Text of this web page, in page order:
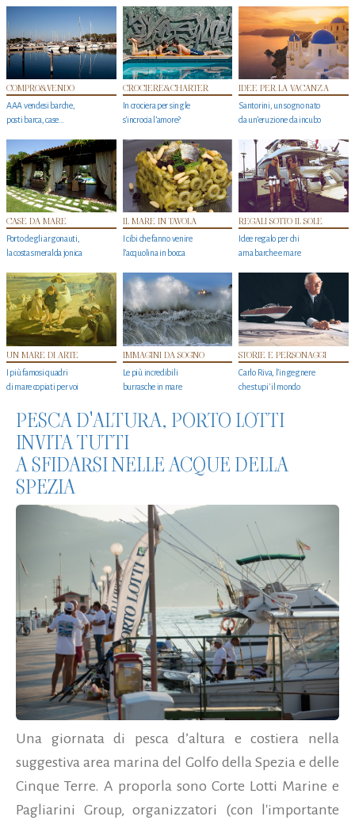
COMPRO&VENDO
AAA vendesi barche,
posti barca, case…
CROCIERE&CHARTER
In crociera per single
s'incrocia l’amore?
IDEE PER LA VACANZA
Santorini, un sogno nato
da un’eruzione da incubo
CASE DA MARE
Porto degli argonauti,
la costa smeralda jonica
IL MARE IN TAVOLA
I cibi che fanno venire
l’acquolina in bocca
REGALI SOTTO IL SOLE
Idee regalo per chi
ama barche e mare
UN MARE DI ARTE
I più famosi quadri
di mare copiati per voi
IMMAGINI DA SOGNO
Le più incredibili
burrasche in mare
STORIE E PERSONAGGI
Carlo Riva, l’ingegnere
che stupi' il mondo
PESCA D'ALTURA, PORTO LOTTI
INVITA TUTTI
A SFIDARSI NELLE ACQUE DELLA
SPEZIA
Una giornata di pesca d’altura e costiera nella
suggestiva area marina del Golfo della Spezia e delle
Cinque Terre. A proporla sono Corte Lotti Marine e
Pagliarini Group, organizzatori (con l'importante